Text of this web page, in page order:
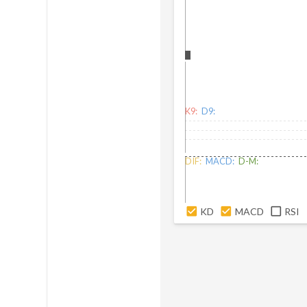
K9: D9:
DIF: MACD: D-M:
KD MACD RSI